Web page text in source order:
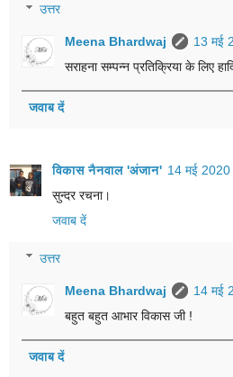
उत्तर
Meena Bhardwaj
13 मई
सराहना सम्पन्न प्रतिक्रिया के लिए
जवाब दें
विकास नैनवाल 'अंजान' 14 मई
सुन्दर रचना।
जवाब दें
उत्तर
Meena Bhardwaj
14 मई
बहुत बहुत आभार विकास जी !
जवाब दें